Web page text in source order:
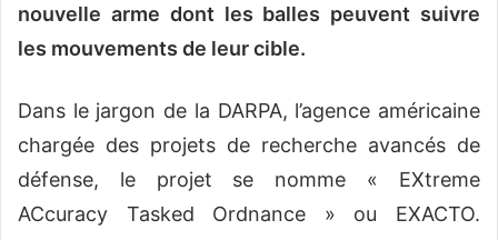
nouvelle arme dont les balles peuvent suivre
les mouvements de leur cible.
Dans le jargon de la DARPA, l’agence américaine
chargée des projets de recherche avancés de
défense, le projet se nomme « EXtreme
ACcuracy Tasked Ordnance » ou EXACTO.